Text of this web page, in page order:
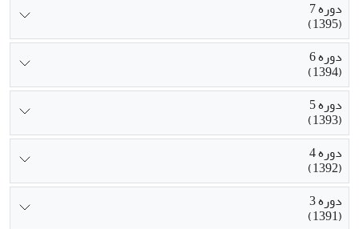
دوره 7
(1395)
دوره 6
(1394)
دوره 5
(1393)
دوره 4
(1392)
دوره 3
(1391)